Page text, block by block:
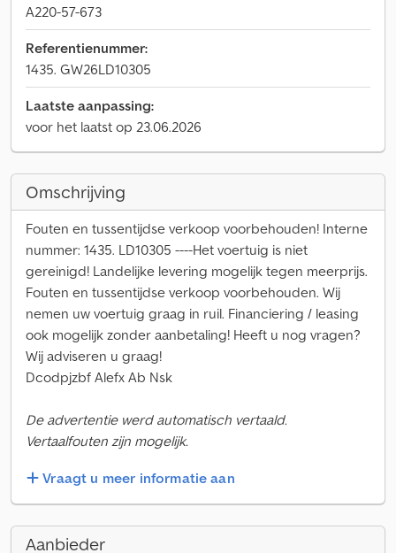
A220-57-673
Referentienummer:
1435. GW26LD10305
Laatste aanpassing:
voor het laatst op 23.06.2026
Omschrijving
Fouten en tussentijdse verkoop voorbehouden! Interne
nummer: 1435. LD10305 ----Het voertuig is niet
gereinigd! Landelijke levering mogelijk tegen meerprijs.
Fouten en tussentijdse verkoop voorbehouden. Wij
nemen uw voertuig graag in ruil. Financiering / leasing
ook mogelijk zonder aanbetaling! Heeft u nog vragen?
Wij adviseren u graag!
Dcodpjzbf Alefx Ab Nsk
De advertentie werd automatisch vertaald.
Vertaalfouten zijn mogelijk.
Vraagt u meer informatie aan
Aanbieder